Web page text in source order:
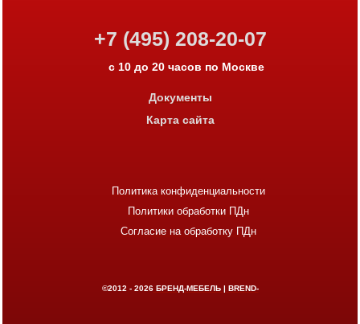
Политика конфиденциальности
Политики обработки ПДн
Согласие на обработку ПДн
©2012 - 2026БРЕНД-МЕБЕЛЬ | BREND-
+7 (495) 208-20-07
с 10 до 20 часов по Москве
Документы
Карта сайта